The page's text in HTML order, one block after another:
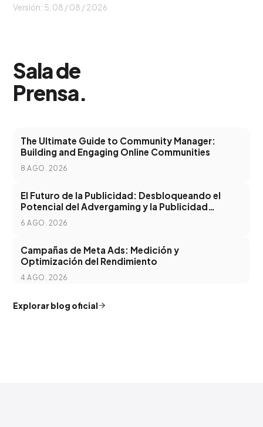
Versión: 5, 08 / 08 / 2026
Sala de
Prensa.
The Ultimate Guide to Community Manager:
Building and Engaging Online Communities
8 AGO. 2026
El Futuro de la Publicidad: Desbloqueando el
Potencial del Advergaming y la Publicidad
Programática
6 AGO. 2026
Campañas de Meta Ads: Medición y
Optimización del Rendimiento
4 AGO. 2026
Explorar blog oficial